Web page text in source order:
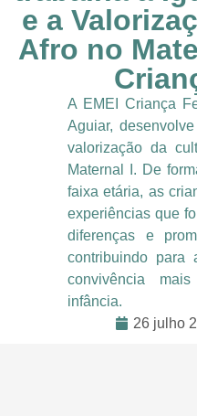
e a
Afro no
A EMEI Criança
Aguiar,
valorização da
Maternal I. De
faixa etária, as
experiências que
diferenças e
contribuindo para
convivência
infância.
26 julho